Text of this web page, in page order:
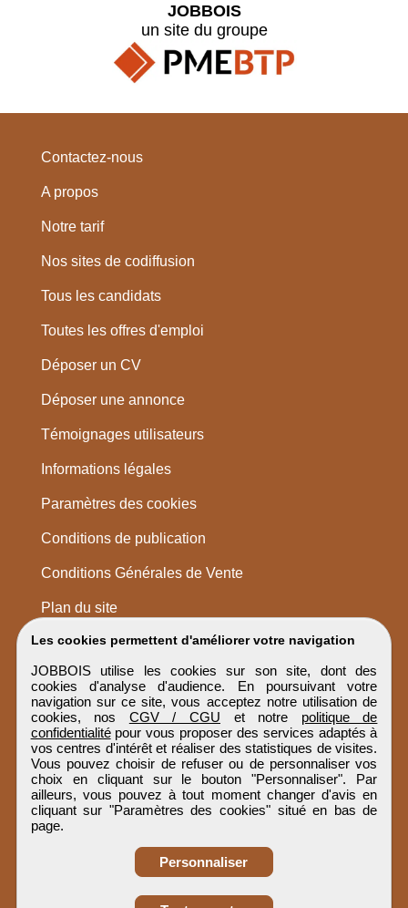
Les cookies permettent d'améliorer votre navigation
JOBBOIS utilise les cookies sur son site, dont des
cookies d'analyse d'audience. En poursuivant votre
navigation sur ce site, vous acceptez notre utilisation de
cookies, nos CGV / CGU et notre politique de
confidentialitépour vous proposer des services adaptés à
vos centres d'intérêt et réaliser des statistiques de visites.
Vous pouvez choisir de refuser ou de personnaliser vos
choix en cliquant sur le bouton "Personnaliser". Par
ailleurs, vous pouvez à tout moment changer d'avis en
cliquant sur "Paramètres des cookies" situé en bas de
page.
Personnaliser
JOBBOIS
un site du groupe
Contactez-nous
A propos
Notre tarif
Nos sites de codiffusion
Tous les candidats
Toutes les offres d'emploi
Déposer un CV
Déposer une annonce
Témoignages utilisateurs
Informations légales
Paramètres des cookies
Conditions de publication
Conditions Générales de Vente
Plan du site